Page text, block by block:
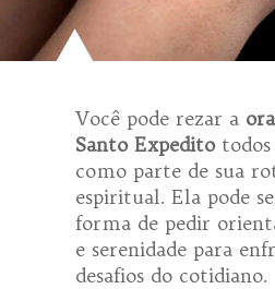
Você pode rezar a
Santo Expeditotodos
como parte de sua
espiritual. Ela pode
forma de pedir
e serenidade para
desafios do cotidiano.